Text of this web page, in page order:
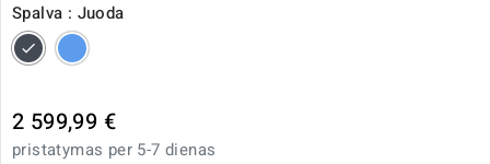
Spalva : Juoda
JuodaMėlyna
2 599,99 €
pristatymas per 5-7 dienas